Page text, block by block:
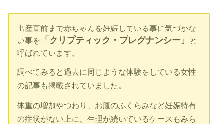
出産直前まで赤ちゃんを妊娠している事に気づかな
い事を
「クリプティック・プレグナンシー」
と
呼ばれています。
調べてみると過去に同じような体験をしている女性
の記事も掲載されていました。
体重の増加やつわり、お腹のふくらみなど妊娠特有
の症状がない上に、生理が続いているケースもみら